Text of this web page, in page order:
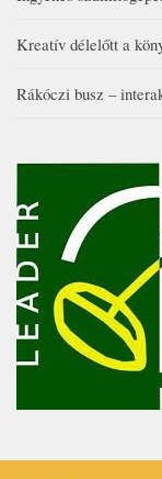
Kreatív délelőtt a
Rákóczi busz –